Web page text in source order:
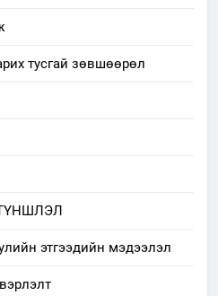
тусгай зөвшөөрөл
этгээдийн мэдээлэл
БАЙДАЛ
байгаа үйл ажиллагаа,
байгаа техник,